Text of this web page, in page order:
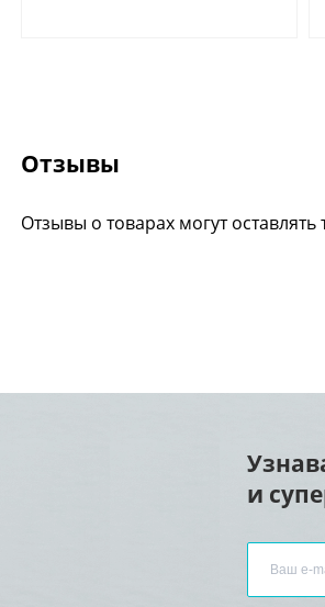
Отзывы
Отзывы о товарах могут
и